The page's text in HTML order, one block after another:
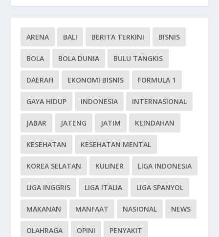
ARENA BALI BERITA TERKINI BISNIS
BOLA BOLA DUNIA BULU TANGKIS
DAERAH EKONOMI BISNIS FORMULA 1
GAYA HIDUP INDONESIA INTERNASIONAL
JABAR JATENG JATIM KEINDAHAN
KESEHATAN KESEHATAN MENTAL
KOREA SELATAN KULINER LIGA INDONESIA
LIGA INGGRIS LIGA ITALIA LIGA SPANYOL
MAKANAN MANFAAT NASIONAL NEWS
OLAHRAGA OPINI PENYAKIT